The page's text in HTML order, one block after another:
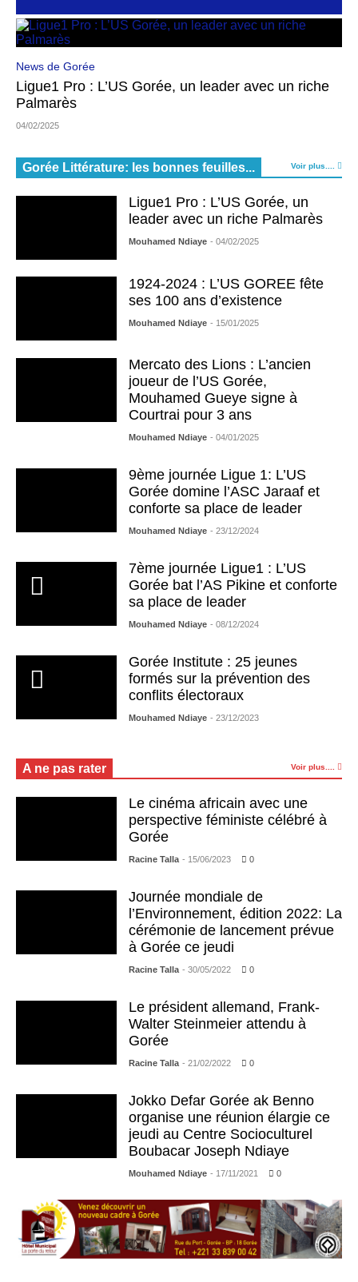
News de Gorée
Ligue1 Pro : L’US Gorée, un leader avec un riche
Palmarès
04/02/2025
Gorée Littérature: les bonnes feuilles... Voir plus....
Ligue1 Pro : L’US Gorée, un
leader avec un riche Palmarès
Mouhamed Ndiaye - 04/02/2025
1924-2024 : L’US GOREE fête
ses 100 ans d’existence
Mouhamed Ndiaye - 15/01/2025
Mercato des Lions : L’ancien
joueur de l’US Gorée,
Mouhamed Gueye signe à
Courtrai pour 3 ans
Mouhamed Ndiaye - 04/01/2025
9ème journée Ligue 1: L’US
Gorée domine l’ASC Jaraaf et
conforte sa place de leader
Mouhamed Ndiaye - 23/12/2024
7ème journée Ligue1 : L’US
Gorée bat l’AS Pikine et conforte
sa place de leader
Mouhamed Ndiaye - 08/12/2024
Gorée Institute : 25 jeunes
formés sur la prévention des
conflits électoraux
Mouhamed Ndiaye - 23/12/2023
A ne pas rater Voir plus....
Le cinéma africain avec une
perspective féministe célébré à
Gorée
Racine Talla - 15/06/2023 0
Journée mondiale de
l’Environnement, édition 2022: La
cérémonie de lancement prévue
à Gorée ce jeudi
Racine Talla - 30/05/2022 0
Le président allemand, Frank-
Walter Steinmeier attendu à
Gorée
Racine Talla - 21/02/2022 0
Jokko Defar Gorée ak Benno
organise une réunion élargie ce
jeudi au Centre Socioculturel
Boubacar Joseph Ndiaye
Mouhamed Ndiaye - 17/11/2021 0